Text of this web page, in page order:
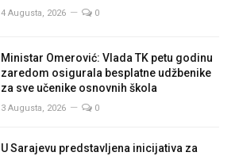
4 Augusta, 2026 0
Ministar Omerović: Vlada TK petu godinu
zaredom osigurala besplatne udžbenike
za sve učenike osnovnih škola
3 Augusta, 2026 0
U Sarajevu predstavljena inicijativa za